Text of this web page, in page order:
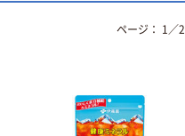
ページ： 1 ／2